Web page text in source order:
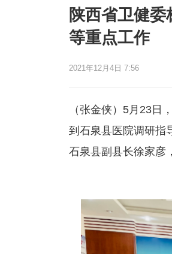
陕西省卫健
等重点工作
2021年12月4日 7:56
（张金侠）5月23日
到石泉县医院调研指
石泉县副县长徐家彦